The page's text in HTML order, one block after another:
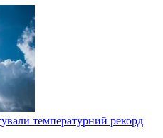
температурний рекорд